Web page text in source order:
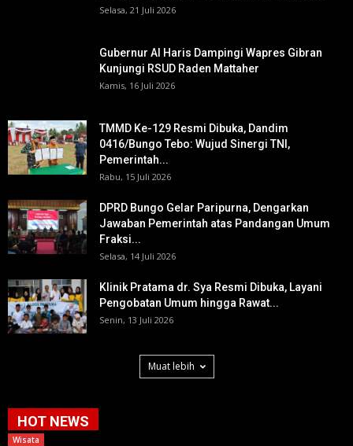
Selasa, 21 Juli 2026
Gubernur Al Haris Dampingi Wapres Gibran
Kunjungi RSUD Raden Mattaher
Kamis, 16 Juli 2026
TMMD Ke-129 Resmi Dibuka, Dandim
0416/Bungo Tebo: Wujud Sinergi TNI,
Pemerintah...
Rabu, 15 Juli 2026
DPRD Bungo Gelar Paripurna, Dengarkan
Jawaban Pemerintah atas Pandangan Umum
Fraksi...
Selasa, 14 Juli 2026
Klinik Pratama dr. Sya Resmi Dibuka, Layani
Pengobatan Umum hingga Rawat...
Senin, 13 Juli 2026
Muat lebih
HOT NEWS
Wisata